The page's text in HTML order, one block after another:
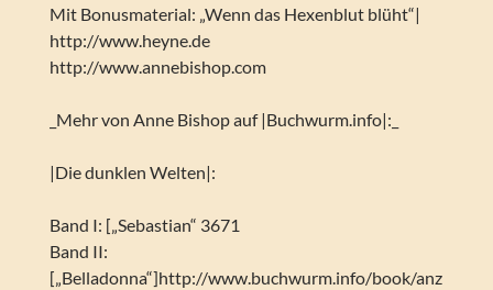
Mit Bonusmaterial: „Wenn das Hexenblut blüht“|
http://www.heyne.de
http://www.annebishop.com
_Mehr von Anne Bishop auf |Buchwurm.info|:_
|Die dunklen Welten|:
Band I: [„Sebastian“ 3671
Band II:
[„Belladonna“]http://www.buchwurm.info/book/anz